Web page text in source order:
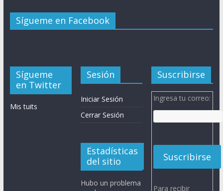
Sígueme en Facebook
Sígueme
en Twitter
Mis tuits
Sesión
Iniciar Sesión
Cerrar Sesión
Estadísticas
del sitio
Hubo un problema
Suscribirse
Ingresa tu correo:
Para recibir